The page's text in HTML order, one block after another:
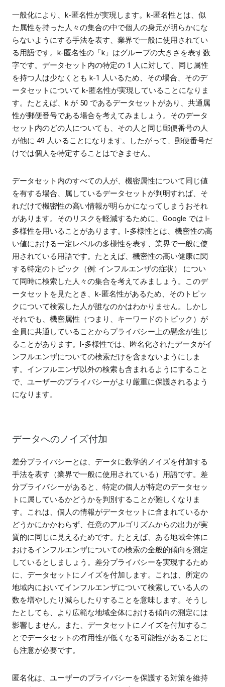
一般化により、k-匿名性が実現します。k-匿名性とは、似
た属性を持った人々の集合の中で個人の身元が明らかにな
らないようにする手法を表す、業界で一般に使用されてい
る用語です。k-匿名性の「k」はグループの大きさを表す数
字です。データセット内の特定の 1 人に対して、同じ属性
を持つ人は少なくとも k-1 人いるため、その場合、そのデ
ータセットについて k-匿名性が実現していることになりま
す。たとえば、k が 50 であるデータセットがあり、共通属
性が郵便番号である場合を考えてみましょう。そのデータ
セット内のどの人についても、その人と同じ郵便番号の人
が他に 49 人いることになります。したがって、郵便番号だ
けでは個人を特定することはできません。
データセット内のすべての人が、機密属性について同じ値
を有する場合、属しているデータセットが判明すれば、そ
れだけで機密性の高い情報が明らかになってしまうおそれ
があります。そのリスクを軽減するために、Google では l-
多様性を用いることがあります。l-多様性とは、機密性の高
い値における一定レベルの多様性を表す、業界で一般に使
用されている用語です。たとえば、機密性の高い健康に関
する特定のトピック（例: インフルエンザの症状） につい
て同時に検索した人々の集合を考えてみましょう。このデ
ータセットを見たとき、k-匿名性があるため、そのトピッ
クについて検索した人が誰なのかはわかりません。しかし
それでも、機密属性（つまり、キーワードのトピック）が
全員に共通していることからプライバシー上の懸念が生じ
ることがあります。l-多様性では、匿名化されたデータがイ
ンフルエンザについての検索だけを含まないようにしま
す。インフルエンザ以外の検索も含まれるようにすること
で、ユーザーのプライバシーがより厳重に保護されるよう
になります。
データへのノイズ付加
差分プライバシーとは、データに数学的ノイズを付加する
手法を表す（業界で一般に使用されている）用語です。差
分プライバシーがあると、特定の個人が特定のデータセッ
トに属しているかどうかを判別することが難しくなりま
す。これは、個人の情報がデータセットに含まれているか
どうかにかかわらず、任意のアルゴリズムからの出力が実
質的に同じに見えるためです。たとえば、ある地域全体に
おけるインフルエンザについての検索の全般的傾向を測定
しているとしましょう。差分プライバシーを実現するため
に、データセットにノイズを付加します。これは、所定の
地域内においてインフルエンザについて検索している人の
数を増やしたり減らしたりすることを意味します。そうし
たとしても、より広範な地域全体における傾向の測定には
影響しません。また、データセットにノイズを付加するこ
とでデータセットの有用性が低くなる可能性があることに
も注意が必要です。
匿名化は、ユーザーのプライバシーを保護する対策を維持